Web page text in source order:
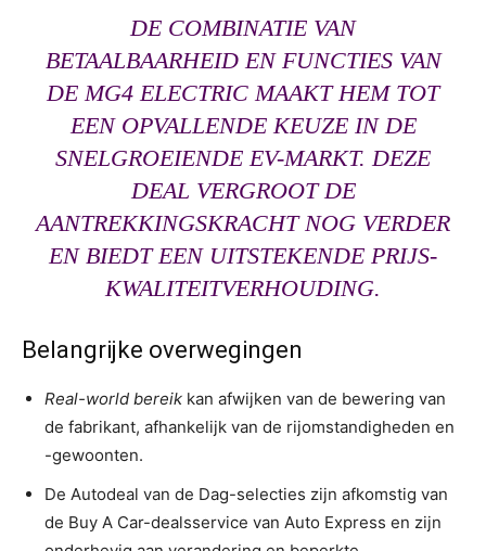
DE COMBINATIE VAN
BETAALBAARHEID EN FUNCTIES VAN
DE MG4 ELECTRIC MAAKT HEM TOT
EEN OPVALLENDE KEUZE IN DE
SNELGROEIENDE EV-MARKT. DEZE
DEAL VERGROOT DE
AANTREKKINGSKRACHT NOG VERDER
EN BIEDT EEN UITSTEKENDE PRIJS-
KWALITEITVERHOUDING.
Belangrijke overwegingen
Real-world bereik kan afwijken van de bewering van
de fabrikant, afhankelijk van de rijomstandigheden en
-gewoonten.
De Autodeal van de Dag-selecties zijn afkomstig van
de Buy A Car-dealsservice van Auto Express en zijn